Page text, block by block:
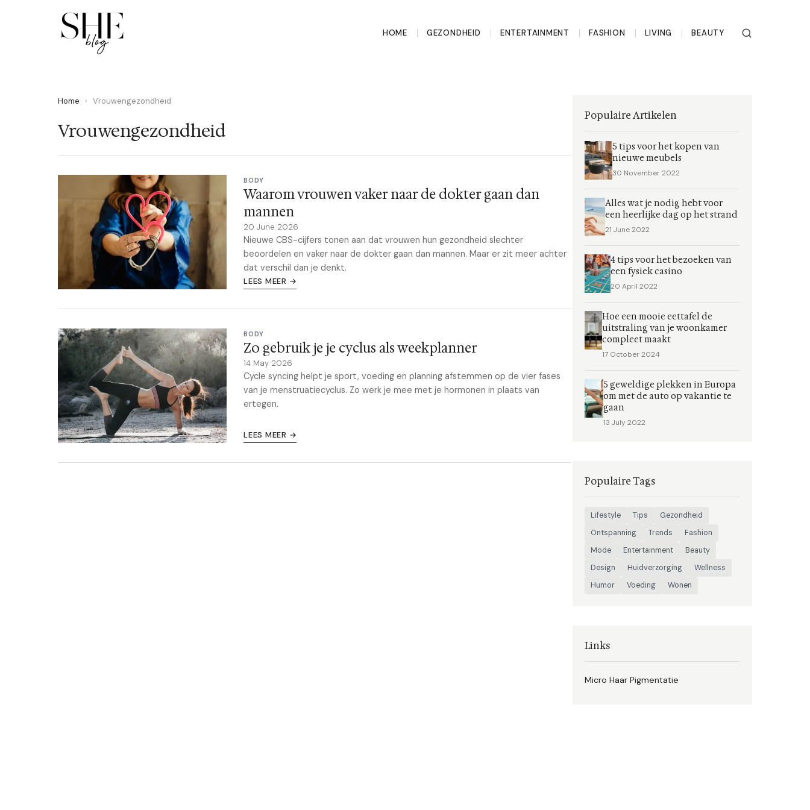
HOME GEZONDHEID ENTERTAINMENT FASHION LIVING BEAUTY
Home › Vrouwengezondheid
Vrouwengezondheid
BODY
Waarom vrouwen vaker naar de dokter gaan dan
mannen
20 June 2026
Nieuwe CBS-cijfers tonen aan dat vrouwen hun gezondheid slechter
beoordelen en vaker naar de dokter gaan dan mannen. Maar er zit meer achter
dat verschil dan je denkt.
LEES MEER →
BODY
Zo gebruik je je cyclus als weekplanner
14 May 2026
Cycle syncing helpt je sport, voeding en planning afstemmen op de vier fases
van je menstruatiecyclus. Zo werk je mee met je hormonen in plaats van
ertegen.
LEES MEER →
Populaire Artikelen
5 tips voor het kopen van
nieuwe meubels
30 November 2022
Alles wat je nodig hebt voor
een heerlijke dag op het strand
21 June 2022
4 tips voor het bezoeken van
een fysiek casino
20 April 2022
Hoe een mooie eettafel de
uitstraling van je woonkamer
compleet maakt
17 October 2024
5 geweldige plekken in Europa
om met de auto op vakantie te
gaan
13 July 2022
Populaire Tags
Lifestyle Tips
Gezondheid
Ontspanning
Trends
Fashion
Mode
Entertainment
Beauty
Design
Huidverzorging
Wellness
Humor
Voeding Wonen
Links
Micro Haar Pigmentatie